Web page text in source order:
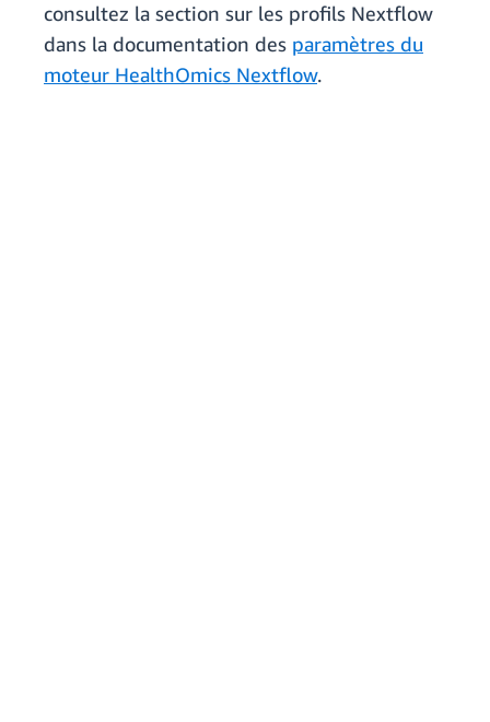
consultez la section sur les profils Nextflow
dans la documentation des paramètres du
moteur HealthOmics Nextflow.